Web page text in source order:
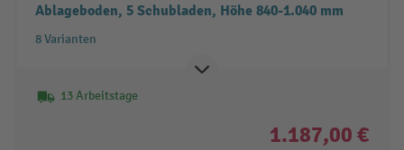
Ablageboden, 5 Schubladen, Höhe 840-1.040 mm
8 Varianten
13 Arbeitstage
1.187,00 €